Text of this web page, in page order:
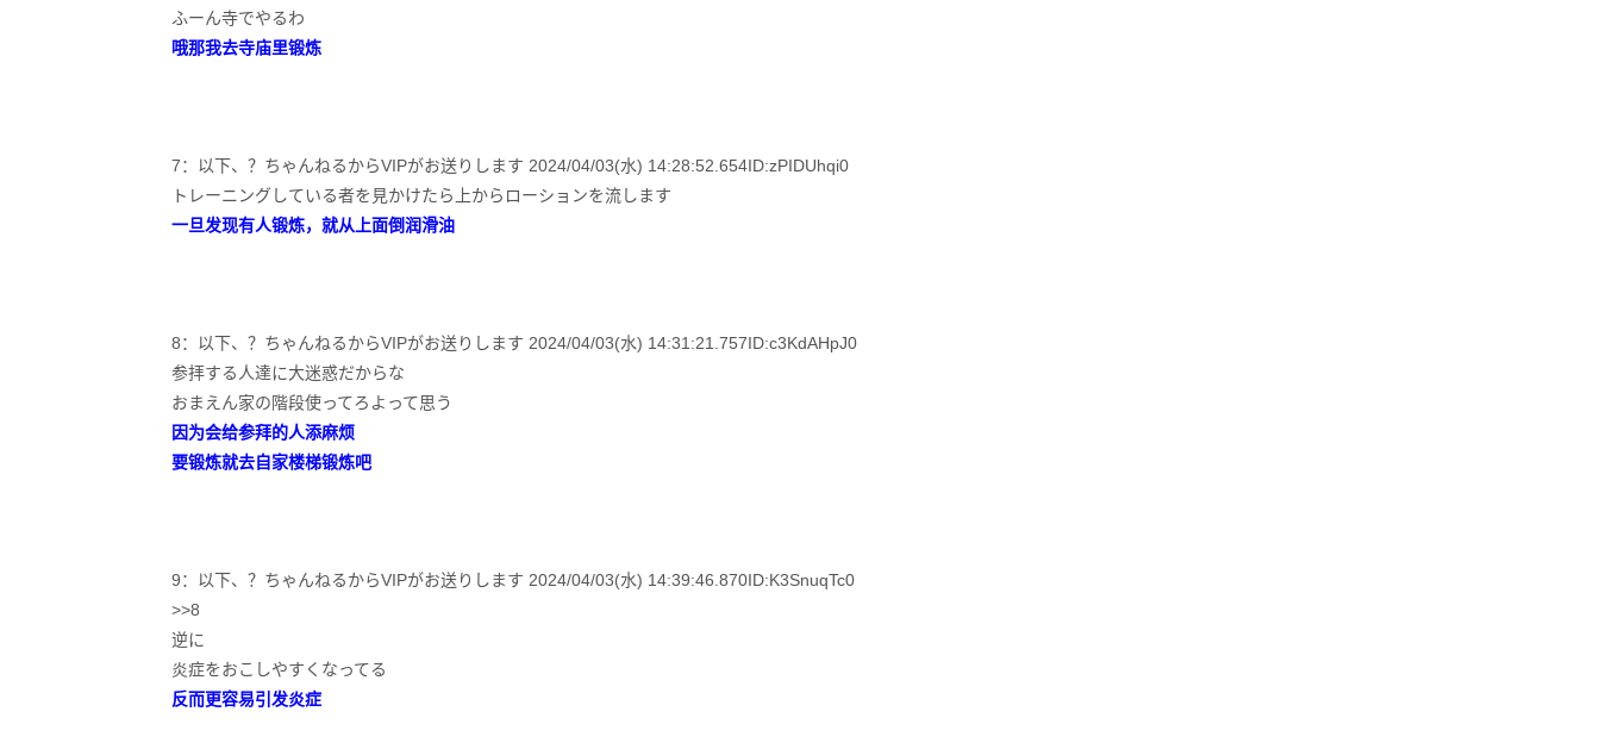
ふーん寺でやるわ
哦那我去寺庙里锻炼
7：以下、？ちゃんねるからVIPがお送りします 2024/04/03(水) 14:28:52.654ID:zPIDUhqi0
トレーニングしている者を見かけたら上からローションを流します
一旦发现有人锻炼，就从上面倒润滑油
8：以下、？ちゃんねるからVIPがお送りします 2024/04/03(水) 14:31:21.757ID:c3KdAHpJ0
参拝する人達に大迷惑だからな
おまえん家の階段使ってろよって思う
因为会给参拜的人添麻烦
要锻炼就去自家楼梯锻炼吧
9：以下、？ちゃんねるからVIPがお送りします 2024/04/03(水) 14:39:46.870ID:K3SnuqTc0
>>8
逆に
炎症をおこしやすくなってる
反而更容易引发炎症